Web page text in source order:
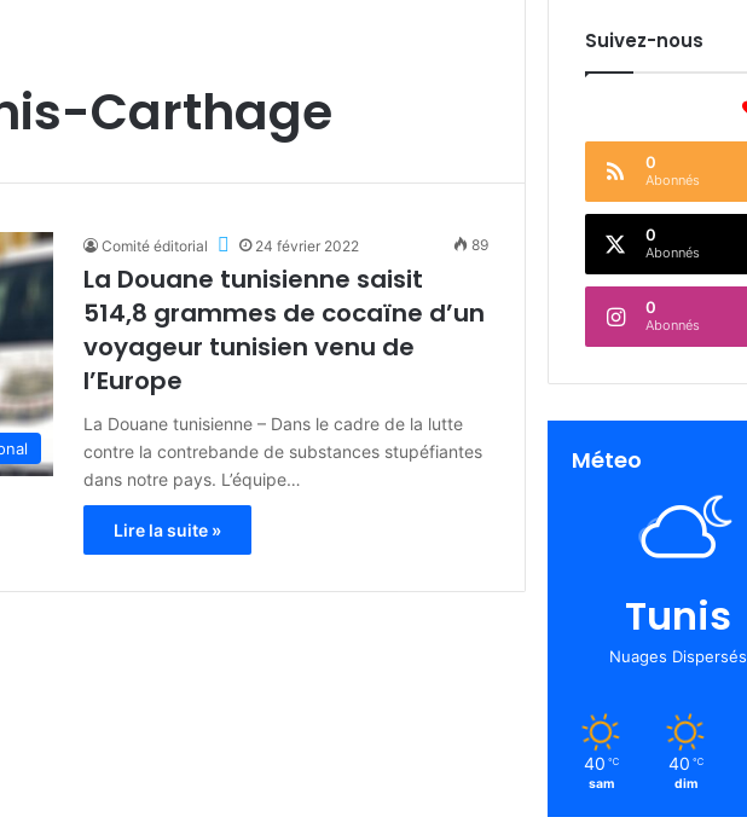
Carthage
Comité éditorial 24 février 2022 89
La Douane tunisienne saisit
514,8 grammes de cocaïne d’un
voyageur tunisien venu de
l’Europe
La Douane tunisienne – Dans le cadre de la lutte
contre la contrebande de substances stupéfiantes
dans notre pays. L’équipe…
Lire la suite »
Suivez-nous
0
Abonnés
0
Abonnés
0
Abonnés
Méteo
Tunis
Nuages Dispersés
40 ℃
sam
40 ℃
dim